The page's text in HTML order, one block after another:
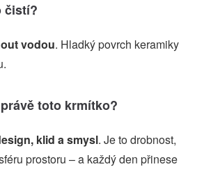
čistí?
vodou. Hladký povrch keramiky
toto krmítko?
klid a smysl. Je to drobnost,
prostoru – a každý den přinese